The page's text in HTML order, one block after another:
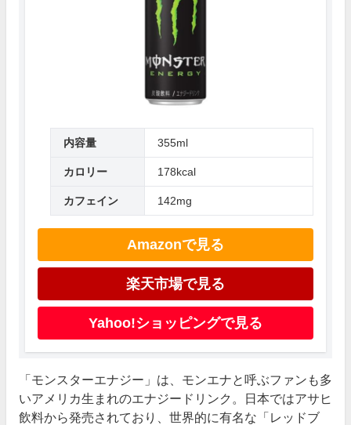
内容量 355ml
カロリー 178kcal
カフェイン 142mg
Amazonで見る
楽天市場で見る
Yahoo!ショッピングで見る
「モンスターエナジー」は、モンエナと呼ぶファンも多
いアメリカ生まれのエナジードリンク。日本ではアサヒ
飲料から発売されており、世界的に有名な「レッドブ